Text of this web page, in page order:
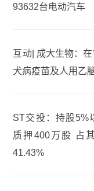
93632台电动汽车
互动| 成大生物：
犬病疫苗及人用乙
ST交投：持股5%
质押400万股 占
41.43%